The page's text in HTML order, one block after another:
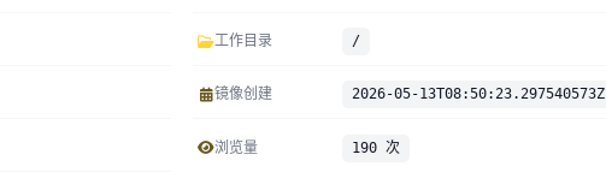
工作目录 /
镜像创建 2026-05-13T08:50:23.297540573Z
浏览量 190 次